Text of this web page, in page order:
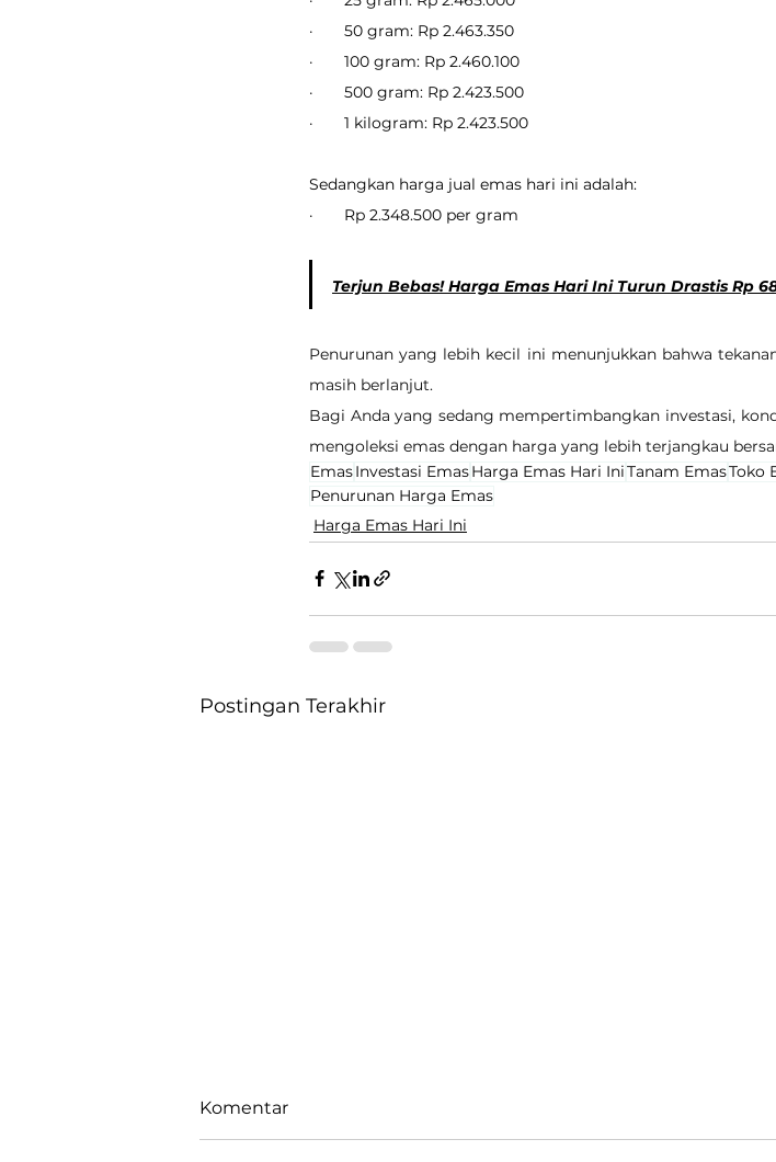
·       50 gram: Rp 2.463.350
·       100 gram: Rp 2.460.100
·       500 gram: Rp 2.423.500
·       1 kilogram: Rp 2.423.500
Sedangkan harga jual emas hari ini adalah:
·       Rp 2.348.500 per gram
Terjun Bebas! Harga Emas Hari Ini Turun Drastis Rp
Penurunan yang lebih kecil ini menunjukkan bahwa
masih berlanjut.
Bagi Anda yang sedang mempertimbangkan investasi,
mengoleksi emas dengan harga yang lebih terjangkau
EmasInvestasi EmasHarga Emas Hari IniTanam EmasToko
Penurunan Harga Emas
Harga Emas Hari Ini
Postingan Terakhir
Komentar